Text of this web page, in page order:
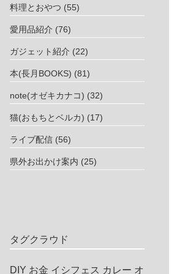
料理とおやつ (55)
愛用品紹介 (76)
ガジェット紹介 (22)
本(長月BOOKS) (81)
note(オゼキカナコ) (32)
猫(おもちとベルカ) (17)
ライブ配信 (56)
県外お出かけ案内 (25)
タグクラウド
DIY お金 イシフェス カレー オ